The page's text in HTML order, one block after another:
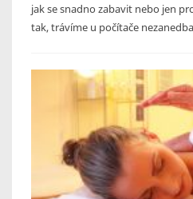
jak se snadno zabavit nebo jen
tak, trávíme u počítače